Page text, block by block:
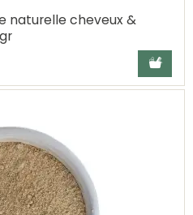
naturelle cheveux &
Ajouter